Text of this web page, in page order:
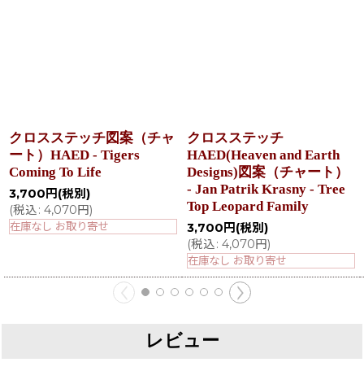
クロスステッチ図案（チャ
ート）HAED - Tigers
Coming To Life
3,700 円 (税別)
(税込: 4,070円)
在庫なし お取り寄せ
クロスステッチ
HAED(Heaven and Earth
Designs)図案（チャート）
- Jan Patrik Krasny - Tree
Top Leopard Family
3,700 円 (税別)
(税込: 4,070円)
在庫なし お取り寄せ
レビュー